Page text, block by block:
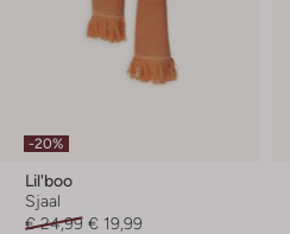
-20%
Lil'boo
Sjaal
€ 24,99 € 19,99